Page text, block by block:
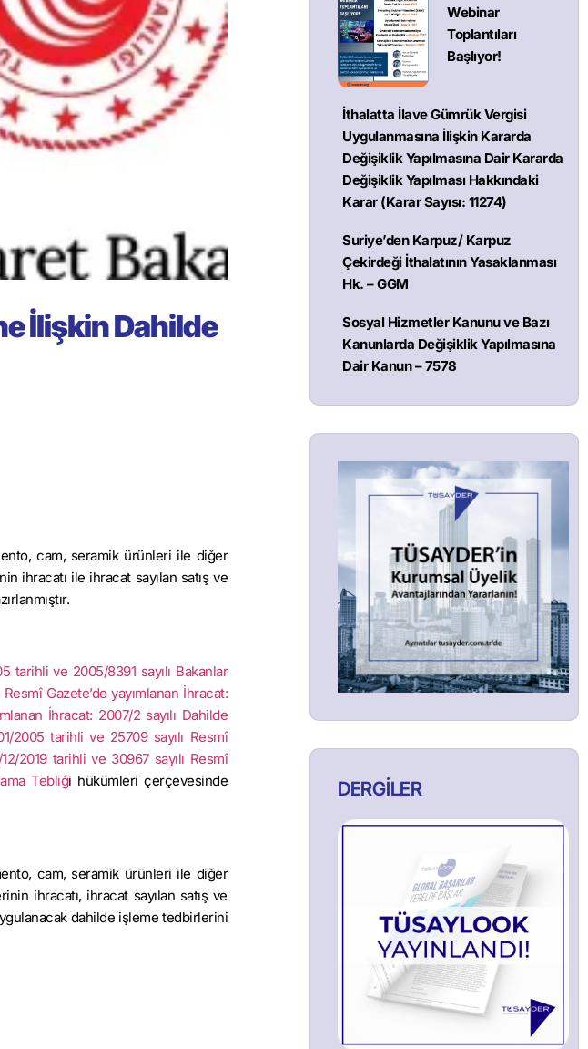
İlişkin Dahilde
cam, seramik ürünleri ile diğer
ihracatı ile ihracat sayılan satış ve
tarihli ve 2005/8391 sayılı Bakanlar
Gazete’de yayımlanan İhracat:
İhracat: 2007/2 sayılı Dahilde
2005 tarihli ve 25709 sayılı Resmî
2019 tarihli ve 30967 sayılı Resmî
Tebliği hükümleri çerçevesinde
cam, seramik ürünleri ile diğer
ihracatı, ihracat sayılan satış ve
dahilde işleme tedbirlerini
Webinar
Toplantıları
Başlıyor!
İthalatta İlave Gümrük Vergisi
Uygulanmasına İlişkin Kararda
Değişiklik Yapılmasına Dair Kararda
Değişiklik Yapılması Hakkındaki
Karar (Karar Sayısı: 11274)
Suriye’den Karpuz/ Karpuz
Çekirdeği İthalatının Yasaklanması
Hk. – GGM
Sosyal Hizmetler Kanunu ve Bazı
Kanunlarda Değişiklik Yapılmasına
Dair Kanun – 7578
DERGİLER